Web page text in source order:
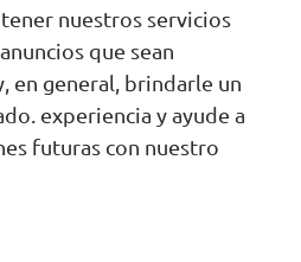
nuestros servicios
que sean
en general, brindarle un
experiencia y ayude a
futuras con nuestro